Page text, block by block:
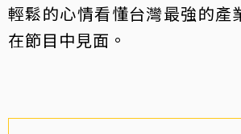
輕鬆的心情看懂台灣最強的產
在節目中見面。